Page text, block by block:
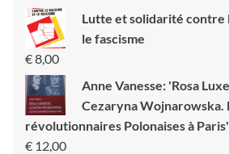
Lutte et solidarité contre
le fascisme
€8,00
Anne Vanesse: 'Rosa
Cezaryna Wojnarowska.
révolutionnaires Polonaises à Paris'
€12,00